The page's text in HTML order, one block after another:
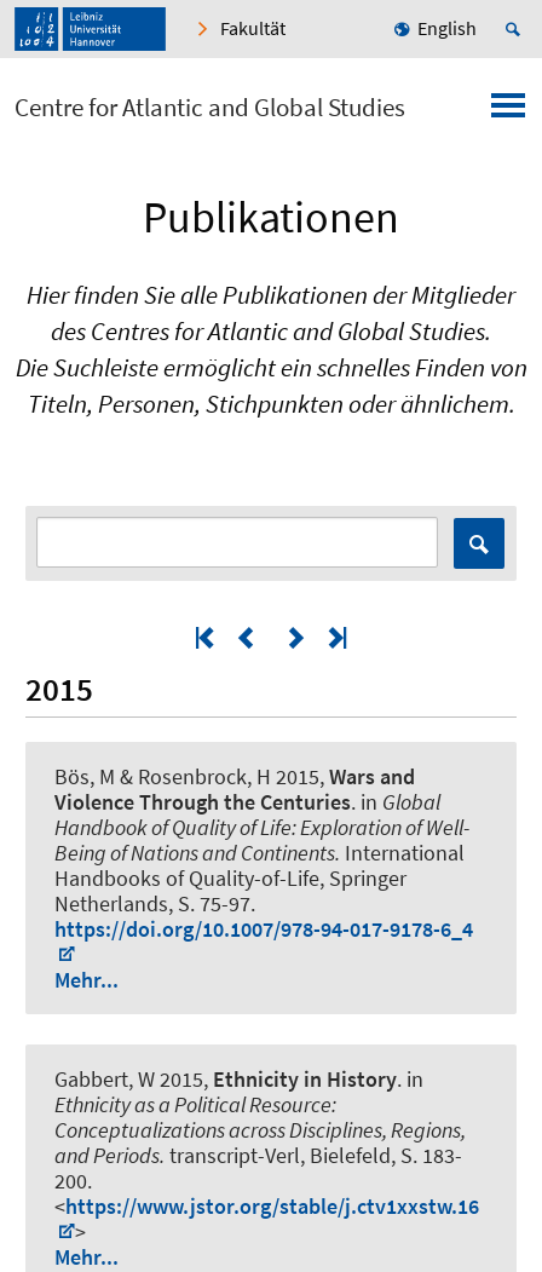
Fakultät English
Centre for Atlantic and Global Studies
Publikationen
Hier finden Sie alle Publikationen der Mitglieder
des Centres for Atlantic and Global Studies.
Die Suchleiste ermöglicht ein schnelles Finden von
Titeln, Personen, Stichpunkten oder ähnlichem.
2015
Bös, M & Rosenbrock, H 2015,Wars and
Violence Through the Centuries. in Global
Handbook of Quality of Life: Exploration of Well-
Being of Nations and Continents. International
Handbooks of Quality-of-Life, Springer
Netherlands, S. 75-97.
https://doi.org/10.1007/978-94-017-9178-6_4
Mehr...
Gabbert, W2015, Ethnicity in History. in
Ethnicity as a Political Resource:
Conceptualizations across Disciplines, Regions,
and Periods. transcript-Verl, Bielefeld, S. 183-
200.
<https://www.jstor.org/stable/j.ctv1xxstw.16
>
Mehr...